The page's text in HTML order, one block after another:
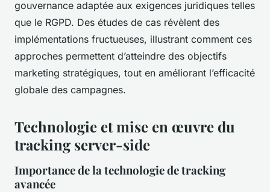
gouvernance adaptée aux exigences juridiques telles
que le RGPD. Des études de cas révèlent des
implémentations fructueuses, illustrant comment ces
approches permettent d’atteindre des objectifs
marketing stratégiques, tout en améliorant l’efficacité
globale des campagnes.
Technologie et mise en œuvre du
tracking server-side
Importance de la technologie de tracking
avancée